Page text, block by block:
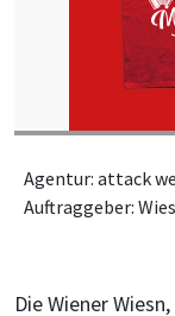
Agentur: attack
Auftraggeber:
Die Wiener